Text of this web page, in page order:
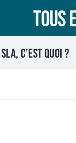
Tous
C’EST QUOI ?